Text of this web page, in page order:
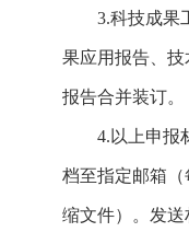
3.科技成果
果应用报告、
报告合并装订。
4.以上申报
档至指定邮箱
缩文件）。发